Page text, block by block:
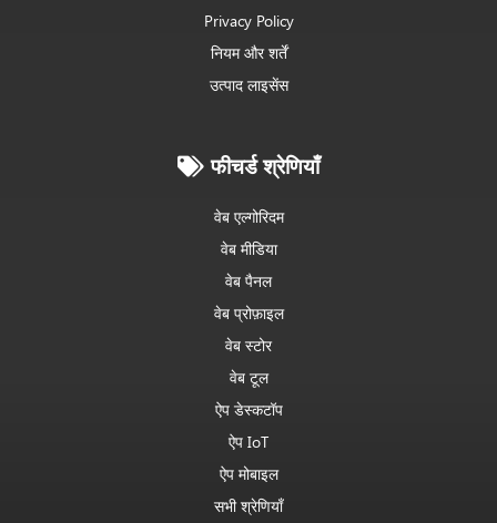
Privacy Policy
नियम और शर्तें
उत्पाद लाइसेंस
फीचर्ड श्रेणियाँ
वेब एल्गोरिदम
वेब मीडिया
वेब पैनल
वेब प्रोफ़ाइल
वेब स्टोर
वेब टूल
ऐप डेस्कटॉप
ऐप IoT
ऐप मोबाइल
सभी श्रेणियाँ